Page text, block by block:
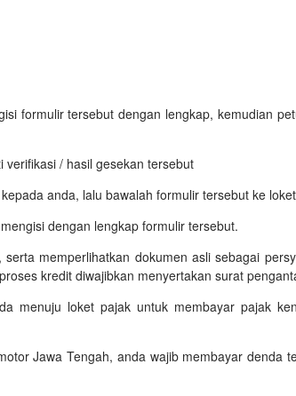
formulir tersebut dengan lengkap, kemudian
/ hasil gesekan tersebut
anda, lalu bawalah formulir tersebut ke
dengan lengkap formulir tersebut.
memperlihatkan dokumen asli sebagai
kredit diwajibkan menyertakan surat
menuju loket pajak untuk membayar pajak
Jawa Tengah, anda wajib membayar denda